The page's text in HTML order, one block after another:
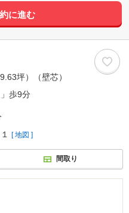
に進む
坪）（壁芯）
歩9分
[ 地図 ]
間取り